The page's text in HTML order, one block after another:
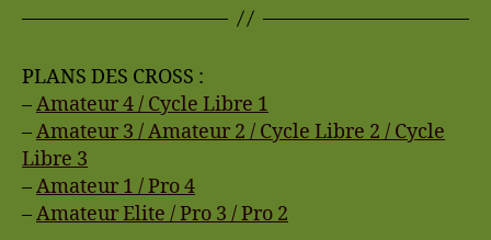
PLANS DES CROSS :
–Amateur 4 / Cycle Libre 1
–Amateur 3 / Amateur 2 / Cycle Libre 2 / Cycle
Libre 3
–Amateur 1 / Pro 4
–Amateur Elite / Pro 3 / Pro 2